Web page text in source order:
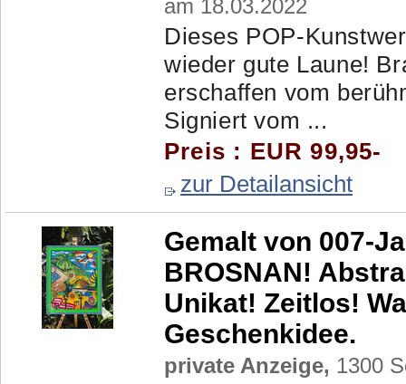
am 18.03.2022
Dieses POP-
wieder gute Laune!
erschaffen vom
Signiert vom ...
Preis : EUR 99,95-
zur Detailansicht
Gemalt von 007-
BROSNAN!
Unikat! Zeitlos!
Geschenkidee.
private Anzeige, 1300